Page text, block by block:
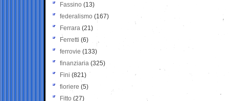
Fassino (13)
federalismo (167)
Ferrara (21)
Ferretti (6)
ferrovie (133)
finanziaria (325)
Fini (821)
fioriere (5)
Fitto (27)